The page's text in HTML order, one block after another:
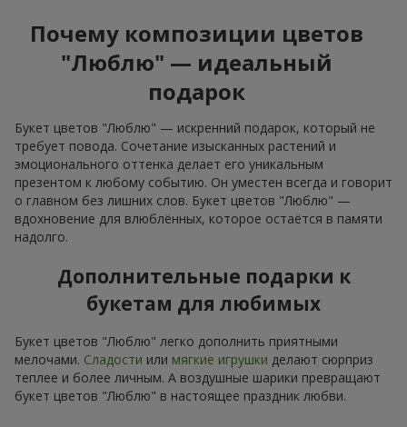
Почему композиции цветов
"Люблю" — идеальный
подарок
Букет цветов "Люблю" — искренний подарок, который не
требует повода. Сочетание изысканных растений и
эмоционального оттенка делает его уникальным
презентом к любому событию. Он уместен всегда и говорит
о главном без лишних слов. Букет цветов "Люблю" —
вдохновение для влюблённых, которое остаётся в памяти
надолго.
Дополнительные подарки к
букетам для любимых
Букет цветов "Люблю" легко дополнить приятными
мелочами. Сладости или мягкие игрушки делают сюрприз
теплее и более личным. А воздушные шарики превращают
букет цветов "Люблю" в настоящее праздник любви.